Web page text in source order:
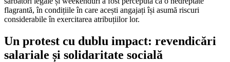
flagrantă, în condițiile în care acești angajați își asumă riscuri
considerabile în exercitarea atribuțiilor lor.
Un protest cu dublu impact: revendicări
salariale și solidaritate socială